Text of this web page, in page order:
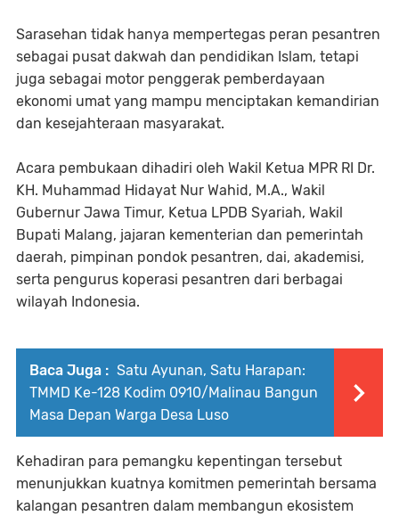
Sarasehan tidak hanya mempertegas peran pesantren
sebagai pusat dakwah dan pendidikan Islam, tetapi
juga sebagai motor penggerak pemberdayaan
ekonomi umat yang mampu menciptakan kemandirian
dan kesejahteraan masyarakat.
Acara pembukaan dihadiri oleh Wakil Ketua MPR RI Dr.
KH. Muhammad Hidayat Nur Wahid, M.A., Wakil
Gubernur Jawa Timur, Ketua LPDB Syariah, Wakil
Bupati Malang, jajaran kementerian dan pemerintah
daerah, pimpinan pondok pesantren, dai, akademisi,
serta pengurus koperasi pesantren dari berbagai
wilayah Indonesia.
Baca Juga : Satu Ayunan, Satu Harapan:
TMMD Ke-128 Kodim 0910/Malinau Bangun
Masa Depan Warga Desa Luso
Kehadiran para pemangku kepentingan tersebut
menunjukkan kuatnya komitmen pemerintah bersama
kalangan pesantren dalam membangun ekosistem